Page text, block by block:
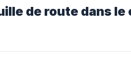
de route dans